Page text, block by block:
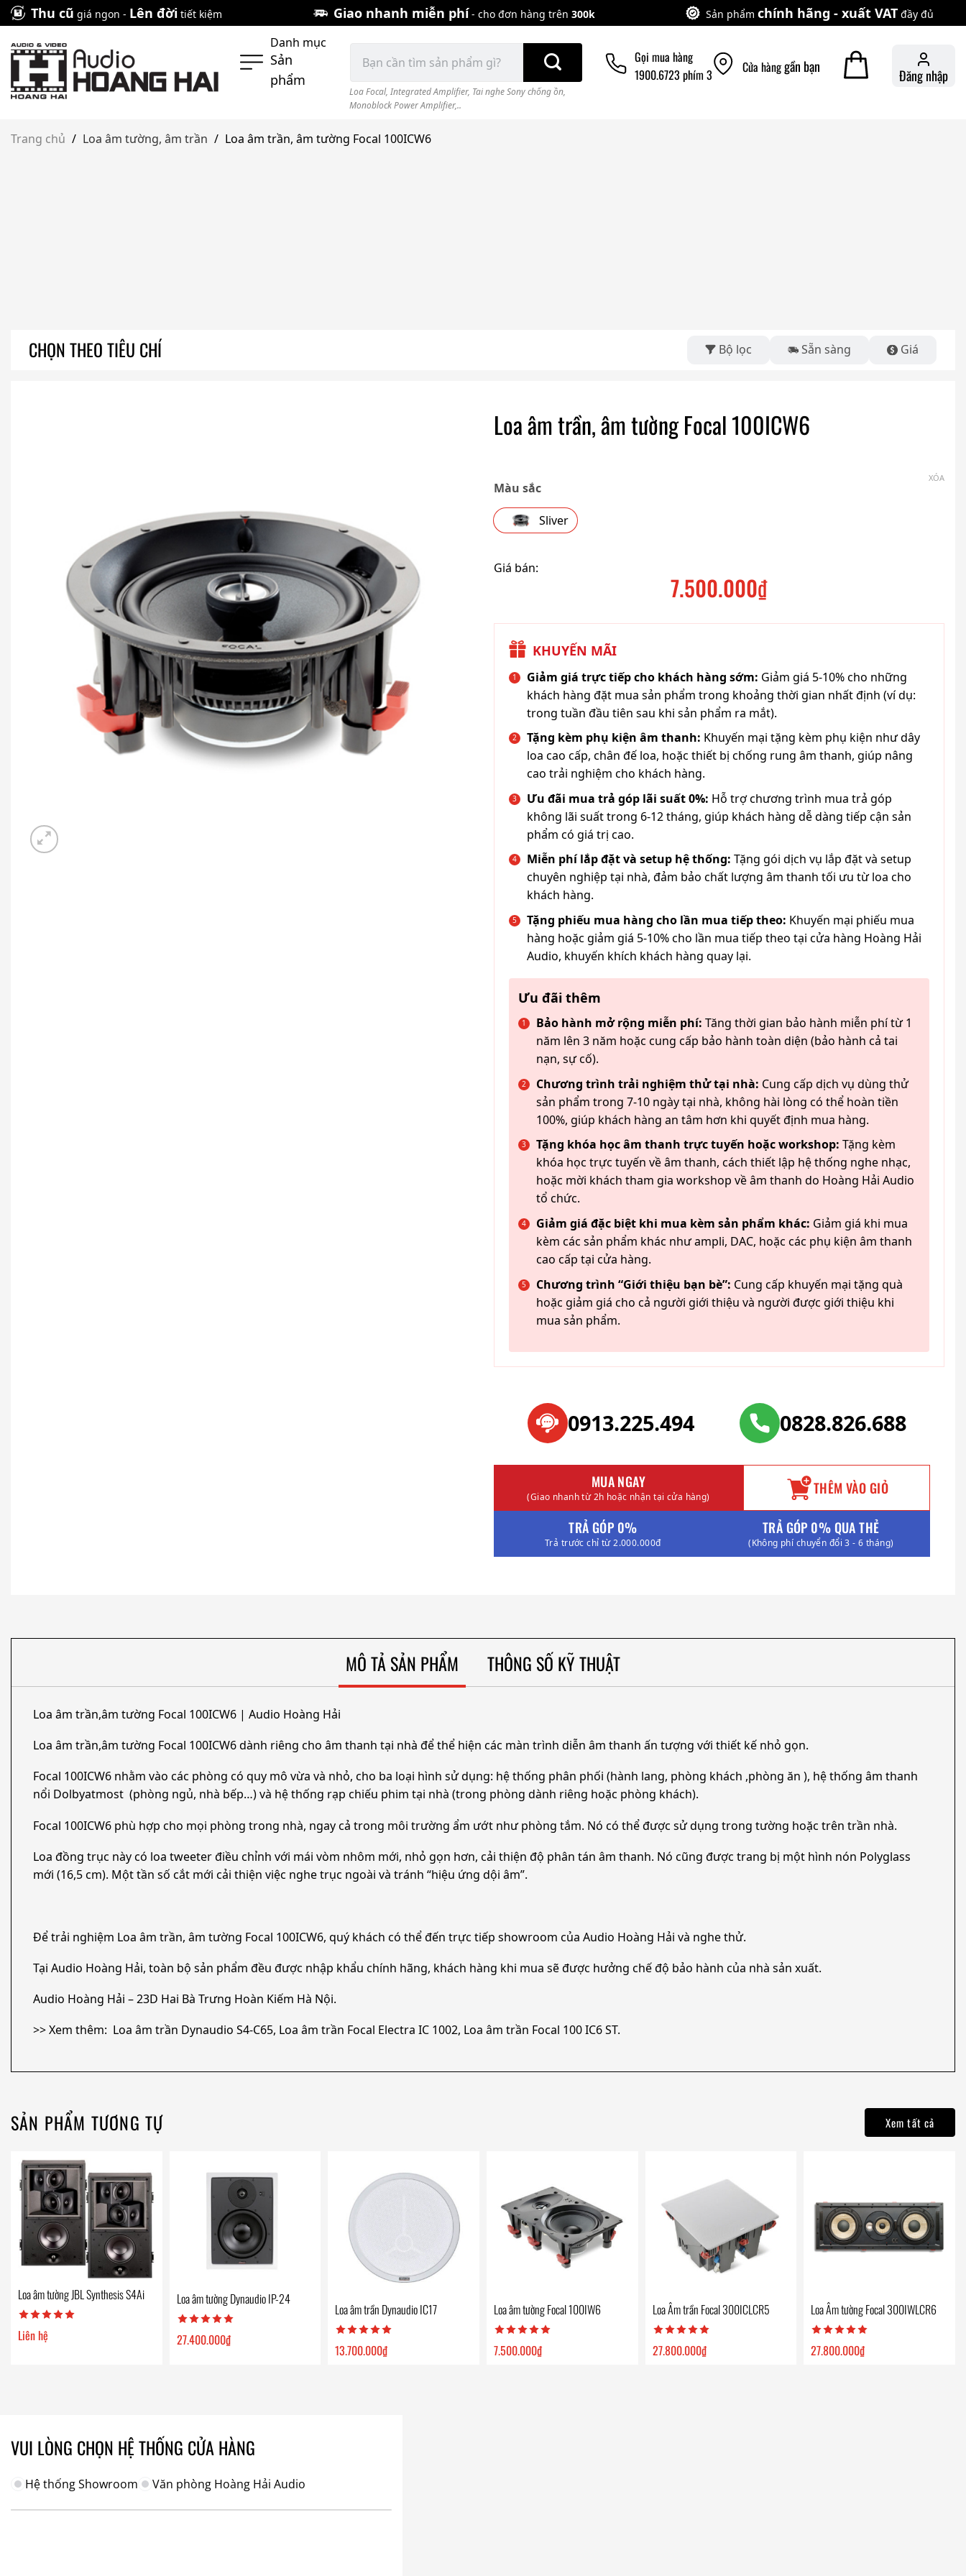
Skip
to
content
Thu cũ giá ngon - Lên đời tiết kiệm Giao nhanh miễn phí- cho đơn hàng trên 300k Sản phẩm chính hãng - xuất VAT đầy đủ
Danh mục
Sản
phẩm
kiếm:
Loa Focal, Integrated Amplifier, Tai nghe Sony chống ồn,
Monoblock Power Amplifier,..
Gọi mua hàng
1900.6723 phím 3
Cửa hànggần bạn Đăng nhập
Trang chủ / Loa âm tường, âm trần / Loa âm trần, âm tường Focal 100ICW6
CHỌN THEO TIÊU CHÍ Bộ lọc Sẵn sàng Giá
Loa âm trần, âm tường Focal 100ICW6
Màu sắc
Sliver
XÓA
Giá bán:
7.500.000₫
KHUYẾN MÃI
Giảm giá trực tiếp cho khách hàng sớm: Giảm giá 5-10% cho những
khách hàng đặt mua sản phẩm trong khoảng thời gian nhất định (ví dụ:
trong tuần đầu tiên sau khi sản phẩm ra mắt).
Tặng kèm phụ kiện âm thanh: Khuyến mại tặng kèm phụ kiện như dây
loa cao cấp, chân đế loa, hoặc thiết bị chống rung âm thanh, giúp nâng
cao trải nghiệm cho khách hàng.
Ưu đãi mua trả góp lãi suất 0%: Hỗ trợ chương trình mua trả góp
không lãi suất trong 6-12 tháng, giúp khách hàng dễ dàng tiếp cận sản
phẩm có giá trị cao.
Miễn phí lắp đặt và setup hệ thống: Tặng gói dịch vụ lắp đặt và setup
chuyên nghiệp tại nhà, đảm bảo chất lượng âm thanh tối ưu từ loa cho
khách hàng.
Tặng phiếu mua hàng cho lần mua tiếp theo: Khuyến mại phiếu mua
hàng hoặc giảm giá 5-10% cho lần mua tiếp theo tại cửa hàng Hoàng Hải
Audio, khuyến khích khách hàng quay lại.
Ưu đãi thêm
Bảo hành mở rộng miễn phí: Tăng thời gian bảo hành miễn phí từ 1
năm lên 3 năm hoặc cung cấp bảo hành toàn diện (bảo hành cả tai
nạn, sự cố).
Chương trình trải nghiệm thử tại nhà: Cung cấp dịch vụ dùng thử
sản phẩm trong 7-10 ngày tại nhà, không hài lòng có thể hoàn tiền
100%, giúp khách hàng an tâm hơn khi quyết định mua hàng.
Tặng khóa học âm thanh trực tuyến hoặc workshop: Tặng kèm
khóa học trực tuyến về âm thanh, cách thiết lập hệ thống nghe nhạc,
hoặc mời khách tham gia workshop về âm thanh do Hoàng Hải Audio
tổ chức.
Giảm giá đặc biệt khi mua kèm sản phẩm khác: Giảm giá khi mua
kèm các sản phẩm khác như ampli, DAC, hoặc các phụ kiện âm thanh
cao cấp tại cửa hàng.
Chương trình “Giới thiệu bạn bè”: Cung cấp khuyến mại tặng quà
hoặc giảm giá cho cả người giới thiệu và người được giới thiệu khi
mua sản phẩm.
0913.225.494 0828.826.688
MUA NGAY
(Giao nhanh từ 2h hoặc nhận tại cửa hàng) THÊM VÀO GIỎ
TRẢ GÓP 0%
Trả trước chỉ từ 2.000.000đ
TRẢ GÓP 0% QUA THẺ
(Không phí chuyển đổi 3 - 6 tháng)
MÔ TẢ SẢN PHẨM THÔNG SỐ KỸ THUẬT
Loa âm trần,âm tường Focal 100ICW6 | Audio Hoàng Hải
Loa âm trần,âm tường Focal 100ICW6 dành riêng cho âm thanh tại nhà để thể hiện các màn trình diễn âm thanh ấn tượng với thiết kế nhỏ gọn.
Focal 100ICW6 nhằm vào các phòng có quy mô vừa và nhỏ, cho ba loại hình sử dụng: hệ thống phân phối (hành lang, phòng khách ,phòng ăn ), hệ thống âm thanh
nổi Dolbyatmost (phòng ngủ, nhà bếp…) và hệ thống rạp chiếu phim tại nhà (trong phòng dành riêng hoặc phòng khách).
Focal 100ICW6 phù hợp cho mọi phòng trong nhà, ngay cả trong môi trường ẩm ướt như phòng tắm. Nó có thể được sử dụng trong tường hoặc trên trần nhà.
Loa đồng trục này có loa tweeter điều chỉnh với mái vòm nhôm mới, nhỏ gọn hơn, cải thiện độ phân tán âm thanh. Nó cũng được trang bị một hình nón Polyglass
mới (16,5 cm). Một tần số cắt mới cải thiện việc nghe trục ngoài và tránh “hiệu ứng dội âm”.
Để trải nghiệm Loa âm trần, âm tường Focal 100ICW6, quý khách có thể đến trực tiếp showroom của Audio Hoàng Hải và nghe thử.
Tại Audio Hoàng Hải, toàn bộ sản phẩm đều được nhập khẩu chính hãng, khách hàng khi mua sẽ được hưởng chế độ bảo hành của nhà sản xuất.
Audio Hoàng Hải – 23D Hai Bà Trưng Hoàn Kiếm Hà Nội.
>> Xem thêm: Loa âm trần Dynaudio S4-C65, Loa âm trần Focal Electra IC 1002, Loa âm trần Focal 100 IC6 ST.
SẢN PHẨM TƯƠNG TỰ Xem tất cả
Loa âm tường JBL Synthesis S4Ai
Liên hệ
Loa âm tường Dynaudio IP-24
27.400.000₫
Loa âm trần Dynaudio IC17
13.700.000₫
Loa âm tường Focal 100IW6
7.500.000₫
Loa Âm trần Focal 300ICLCR5
27.800.000₫
Loa Âm tường Focal 300IWLCR6
27.800.000₫
VUI LÒNG CHỌN HỆ THỐNG CỬA HÀNG
Hệ thống Showroom Văn phòng Hoàng Hải Audio